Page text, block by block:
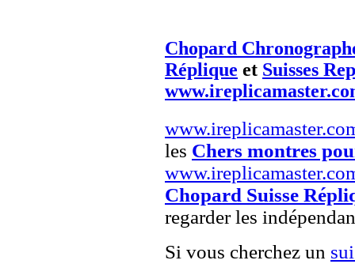
Chopard
Réplique et Suisses
les Chers montres
Chopard Suisse
regarder les
Si vous cherchez un